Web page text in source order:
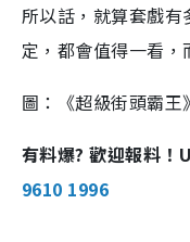
所以話，就算套戲
定，都會值得一看，
圖：《超級街頭霸王
有料爆? 歡迎報料
9610 1996